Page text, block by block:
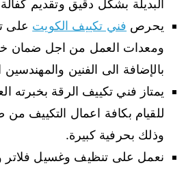
البديلة بشكل دقيق وتقديم
يحرص فني تكييف الكويت على
ومعدات العمل من اجل ضمان
بالإضافة الى الفنين
يمتاز فني تكييف الرقة بخبرته
للقيام بكافة اعمال التكييف من
وذلك بحرفية كبيرة.
نعمل على تنظيف وغسيل فلاتر